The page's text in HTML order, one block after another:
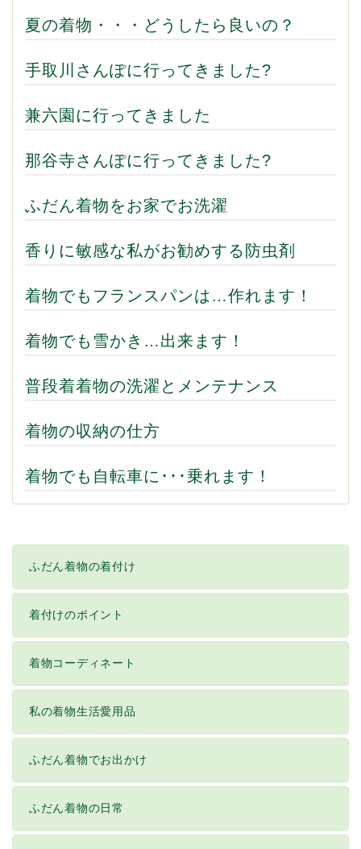
夏の着物・・・どうしたら良いの？
手取川さんぽに行ってきました?
兼六園に行ってきました
那谷寺さんぽに行ってきました?
ふだん着物をお家でお洗濯
香りに敏感な私がお勧めする防虫剤
着物でもフランスパンは…作れます！
着物でも雪かき…出来ます！
普段着着物の洗濯とメンテナンス
着物の収納の仕方
着物でも自転車に･･･乗れます！
ふだん着物の着付け
着付けのポイント
着物コーディネート
私の着物生活愛用品
ふだん着物でお出かけ
ふだん着物の日常